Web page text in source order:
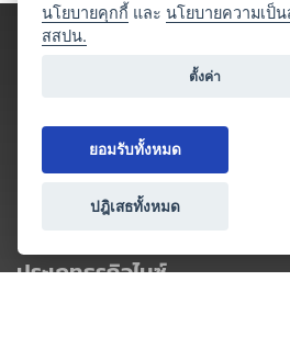
ประเภทธุรกิจไมซ์
นโยบายคุกกี้ และนโยบายความเป็
สสปน.
ตั้งค่า
ยอมรับทั้งหมด
ปฎิเสธทั้งหมด